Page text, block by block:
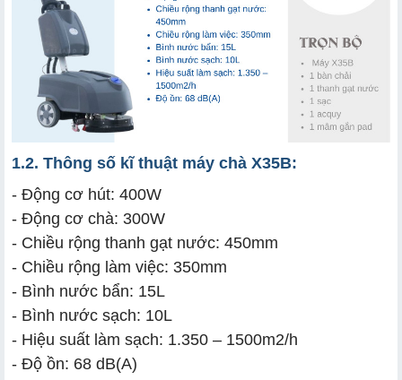
1.2. Thông số kĩ thuật máy chà X35B:
- Động cơ hút: 400W
- Động cơ chà: 300W
- Chiều rộng thanh gạt nước: 450mm
- Chiều rộng làm việc: 350mm
- Bình nước bẩn: 15L
- Bình nước sạch: 10L
- Hiệu suất làm sạch: 1.350 – 1500m2/h
- Độ ồn: 68 dB(A)